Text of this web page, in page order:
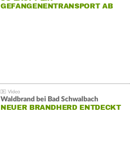
GEFANGENENTRANSPORT AB
Waldbrand bei Bad Schwalbach
NEUER BRANDHERD ENTDECKT